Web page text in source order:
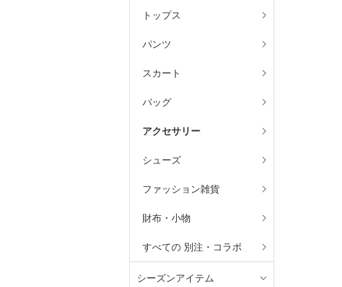
トップス
パンツ
スカート
バッグ
アクセサリー
シューズ
ファッション雑貨
財布・小物
すべての 別注・コラボ
シーズンアイテム